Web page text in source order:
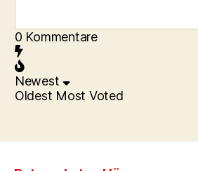
0 Kommentare
Newest
Oldest Most Voted